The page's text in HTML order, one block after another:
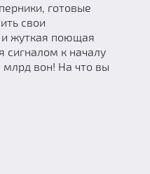
готовые
свои
жуткая поющая
сигналом к началу
млрд вон! На что вы